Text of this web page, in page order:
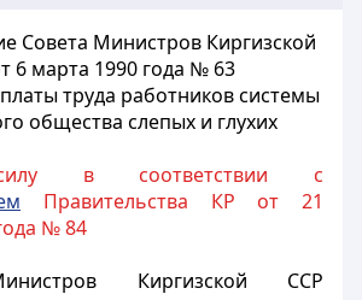
Совета Министров Киргизской
6 марта 1990 года № 63
труда работников системы
общества слепых и глухих
в соответствии с
Правительства КР от 21
№ 84
Киргизской ССР